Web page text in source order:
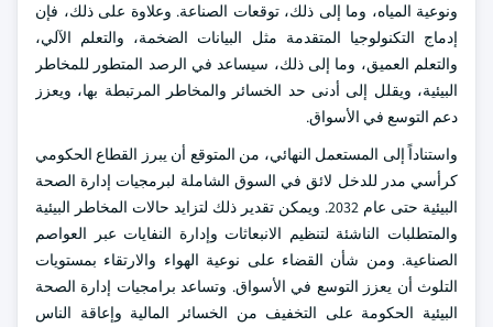
ونوعية المياه، وما إلى ذلك، توقعات الصناعة. وعلاوة على ذلك، فإن
إدماج التكنولوجيا المتقدمة مثل البيانات الضخمة، والتعلم الآلي،
والتعلم العميق، وما إلى ذلك، سيساعد في الرصد المتطور للمخاطر
البيئية، ويقلل إلى أدنى حد الخسائر والمخاطر المرتبطة بها، ويعزز
دعم التوسع في الأسواق.
واستناداً إلى المستعمل النهائي، من المتوقع أن يبرز القطاع الحكومي
كرأسي مدر للدخل لائق في السوق الشاملة لبرمجيات إدارة الصحة
البيئية حتى عام 2032. ويمكن تقدير ذلك لتزايد حالات المخاطر البيئية
والمتطلبات الناشئة لتنظيم الانبعاثات وإدارة النفايات عبر العواصم
الصناعية. ومن شأن القضاء على نوعية الهواء والارتقاء بمستويات
التلوث أن يعزز التوسع في الأسواق. وتساعد برامجيات إدارة الصحة
البيئية الحكومة على التخفيف من الخسائر المالية وإعاقة الناس